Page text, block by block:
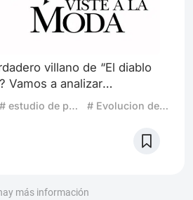
villano de “El diablo
Vamos a analizar
fue el verdadero villano
simple vista, Miranda
principal de la
Meryl Streep tiene una
que cada tanto vuelve a
# estudio de personaje # Evolucion de personajes femeninos
más información